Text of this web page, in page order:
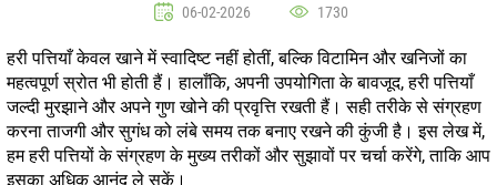
06-02-2026 1730
हरी पत्तियाँ केवल खाने में स्वादिष्ट नहीं होतीं, बल्कि विटामिन और खनिजों का
महत्वपूर्ण स्रोत भी होती हैं। हालाँकि, अपनी उपयोगिता के बावजूद, हरी पत्तियाँ
जल्दी मुरझाने और अपने गुण खोने की प्रवृत्ति रखती हैं। सही तरीके से संग्रहण
करना ताजगी और सुगंध को लंबे समय तक बनाए रखने की कुंजी है। इस लेख में,
हम हरी पत्तियों के संग्रहण के मुख्य तरीकों और सुझावों पर चर्चा करेंगे, ताकि आप
इसका अधिक आनंद ले सकें।